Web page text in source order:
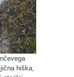
hiška,